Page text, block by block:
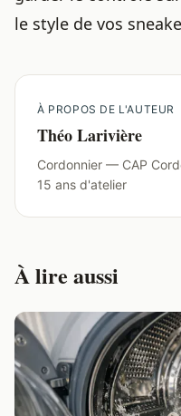
le style de vos
À PROPOS DE L'AUTEUR
Théo Larivière
Cordonnier — CAP
15 ans d'atelier
À lire aussi